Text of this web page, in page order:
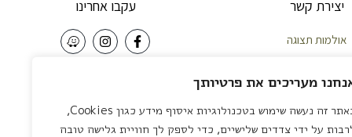
מעריכים את פרטיותך
באתר זה נעשה שימוש בטכנולוגיות איסוף מידע כגון Cookies,
על ידי צדדים שלישיים, כדי לספק לך חוויית גלישה טובה
יצירת קשר
אולמות תצוגה
– 04-8422642
– 03-7581111
עקבו אחרינו